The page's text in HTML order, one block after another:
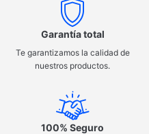
Garantía total
Te garantizamos la calidad de
nuestros productos.
100% Seguro